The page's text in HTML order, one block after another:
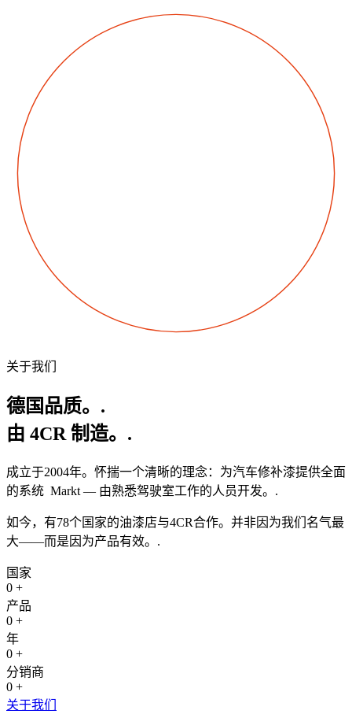
关于我们
德国品质。.
由 4CR 制造。.
成立于2004年。怀揣一个清晰的理念：为汽车修补漆提供全面
的系统 Markt — 由熟悉驾驶室工作的人员开发。.
如今，有78个国家的油漆店与4CR合作。并非因为我们名气最
大——而是因为产品有效。.
国家
0 +
产品
0 +
年
0 +
分销商
0 +
关于我们